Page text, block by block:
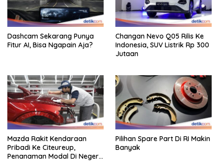
Dashcam Sekarang Punya
Fitur AI, Bisa Ngapain Aja?
Changan Nevo Q05 Rilis Ke
Indonesia, SUV Listrik Rp 300
Jutaan
Mazda Rakit Kendaraan
Pribadi Ke Citeureup,
Penanaman Modal Di Negeri
Pilihan Spare Part Di RI Makin
Banyak